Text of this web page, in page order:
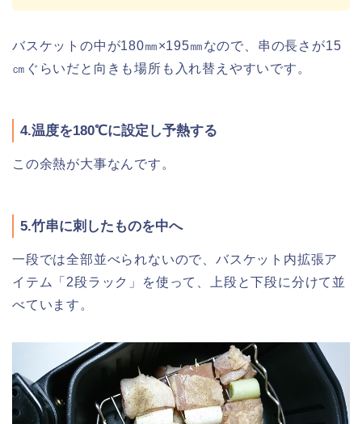
バスケットの中が180㎜×195㎜なので、串の長さが15
㎝ぐらいだと向きも場所も入れ替えやすいです。
4.温度を180℃に設定し予熱する
この余熱が大事なんです。
5.竹串に刺したものを中へ
一段では全部並べられないので、バスケット内拡張ア
イテム「2段ラック」を使って、上段と下段に分けて並
べています。